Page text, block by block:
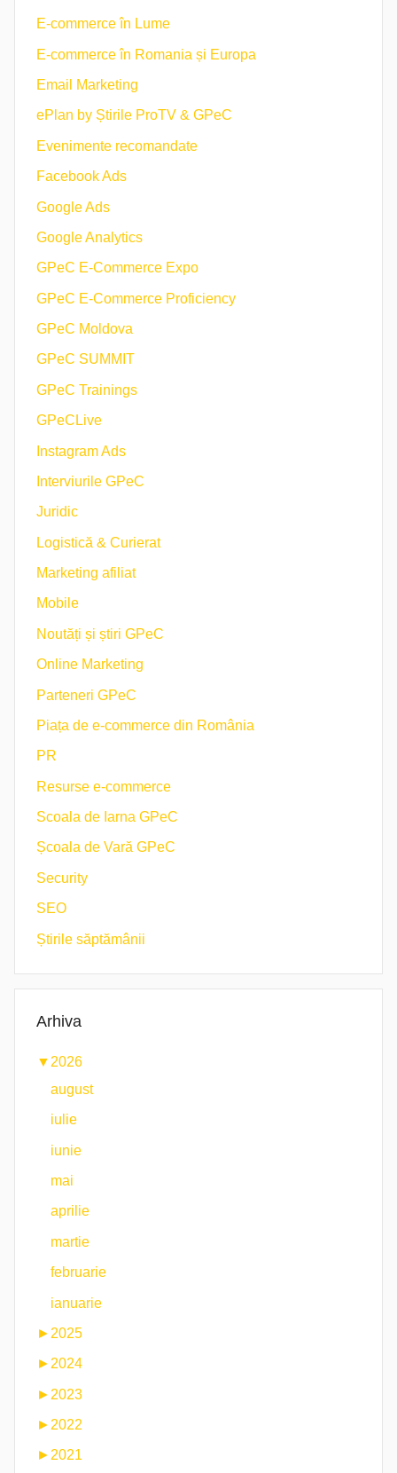
E-commerce în Lume
E-commerce în Romania și Europa
Email Marketing
ePlan by Știrile ProTV & GPeC
Evenimente recomandate
Facebook Ads
Google Ads
Google Analytics
GPeC E-Commerce Expo
GPeC E-Commerce Proficiency
GPeC Moldova
GPeC SUMMIT
GPeC Trainings
GPeCLive
Instagram Ads
Interviurile GPeC
Juridic
Logistică & Curierat
Marketing afiliat
Mobile
Noutăți și știri GPeC
Online Marketing
Parteneri GPeC
Piața de e-commerce din România
PR
Resurse e-commerce
Scoala de Iarna GPeC
Școala de Vară GPeC
Security
SEO
Știrile săptămânii
Arhiva
▼ 2026
august
iulie
iunie
mai
aprilie
martie
februarie
ianuarie
► 2025
► 2024
► 2023
► 2022
►2021